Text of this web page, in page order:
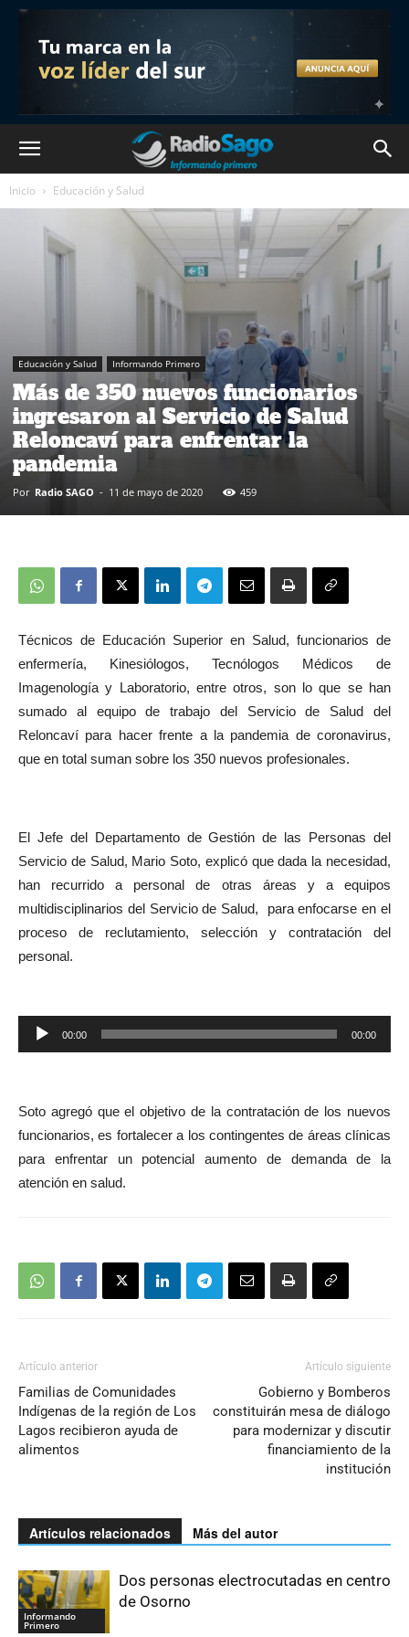
Inicio Educación y Salud
Educación y Salud Informando Primero
Más de 350 nuevos funcionarios
ingresaron al Servicio de Salud
Reloncaví para enfrentar la
pandemia
Por Radio SAGO - 11 de mayo de 2020 459
Técnicos de Educación Superior en Salud, funcionarios de
enfermería, Kinesiólogos, Tecnólogos Médicos de
Imagenología y Laboratorio, entre otros, son lo que se han
sumado al equipo de trabajo del Servicio de Salud del
Reloncaví para hacer frente a la pandemia de coronavirus,
que en total suman sobre los 350 nuevos profesionales.
El Jefe del Departamento de Gestión de las Personas del
Servicio de Salud, Mario Soto, explicó que dada la necesidad,
han recurrido a personal de otras áreas y a equipos
multidisciplinarios del Servicio de Salud, para enfocarse en el
proceso de reclutamiento, selección y contratación del
personal.
Reproductor
de
00:00 00:00
Soto agregó que el objetivo de la contratación de los nuevos
funcionarios, es fortalecer a los contingentes de áreas clínicas
para enfrentar un potencial aumento de demanda de la
atención en salud.
Artículo anterior
Familias de Comunidades
Indígenas de la región de Los
Lagos recibieron ayuda de
alimentos
Artículo siguiente
Gobierno y Bomberos
constituirán mesa de diálogo
para modernizar y discutir
financiamiento de la
institución
Artículos relacionados Más del autor
Informando
Primero
Dos personas electrocutadas en centro
de Osorno